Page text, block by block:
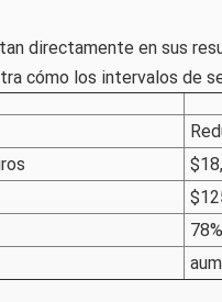
directamente en sus
cómo los intervalos de